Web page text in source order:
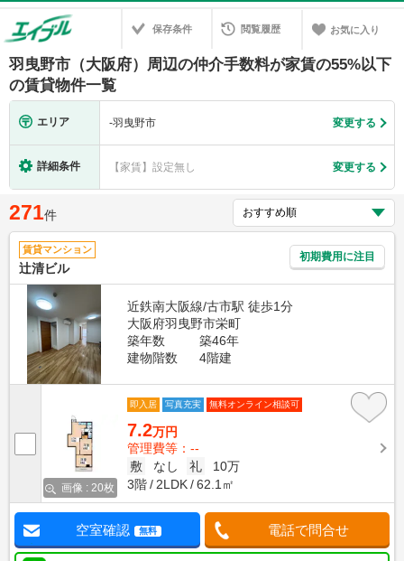
保存条件 閲覧履歴 お気に入り
羽曳野市（大阪府）周辺の仲介手数料が家賃の55%以下
の賃貸物件一覧
エリア -羽曳野市 変更する
詳細条件 【家賃】設定無し 変更する
271件
賃貸マンション
辻清ビル
初期費用に注目
近鉄南大阪線/古市駅 徒歩1分
大阪府羽曳野市栄町
築年数
築46年
建物階数
4階建
画像 : 20枚
即入居 写真充実 無料オンライン相談可
7.2万円
管理費等：--
敷
なし 礼
10万
3階
2LDK 62.1㎡
空室確認 無料 電話で問合せ